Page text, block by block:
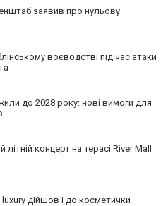
заявив про нульову
воєводстві під час атаки
до 2028 року: нові вимоги для
концерт на терасі River Mall
дійшов і до косметички